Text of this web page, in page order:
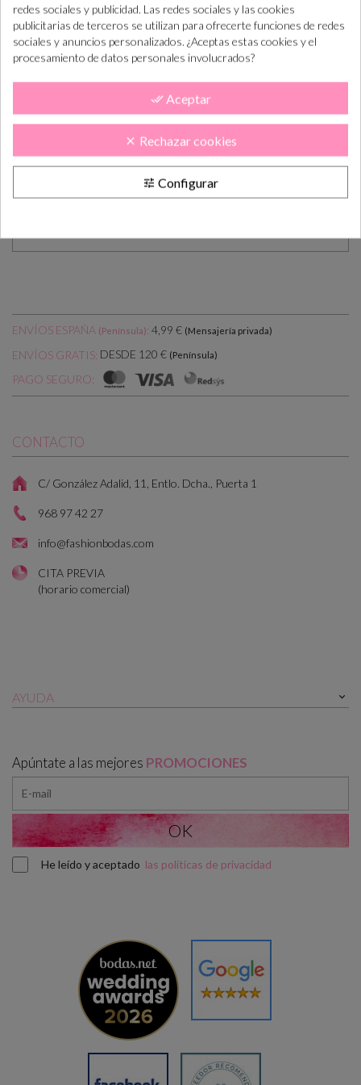
REGALO TINTA NEGRA
Medidas: aprox 3.5x4.8 cm
Base de madera, sello hecho artesanalmente, fabricado en
Se puede comprar a partetintas de otros colores, click aquí
TINTAS
Se puede comprartarjetas para estamparlos sellos de
distintos tamaños, click aquí para ver opciones :
(todas nuestras tarjetitas estan adaptadas a los tamaños de nuestros
ENVÍOS ESPAÑA (Península): 4,99 € (Mensajería privada)
ENVÍOS GRATIS: DESDE 120 € (Península)
PAGO SEGURO:
CONTACTO
C/ González Adalid, 11, Entlo. Dcha., Puerta 1
968 97 42 27
info@fashionbodas.com
CITA PREVIA
(horario comercial)
AYUDA 
Apúntate a las mejores PROMOCIONES
He leído y aceptado las políticas de privacidad
redes sociales y publicidad. Las redes sociales y las cookies
publicitarias de terceros se utilizan para ofrecerte funciones de redes
sociales y anuncios personalizados. ¿Aceptas estas cookies y el
procesamiento de datos personales involucrados?
done_all Aceptar
clear Rechazar cookies
tune Configurar